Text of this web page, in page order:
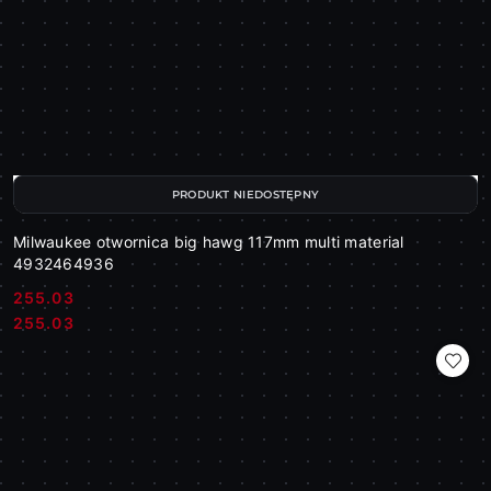
Milwaukee otwornica big hawg 117mm multi material
4932464936
Cena:
255.03
Cena:
255.03
PRODUKT NIEDOSTĘPNY